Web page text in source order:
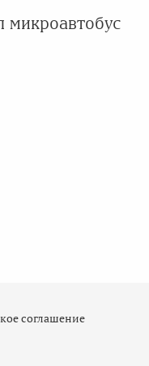
микроавтобус
соглашение